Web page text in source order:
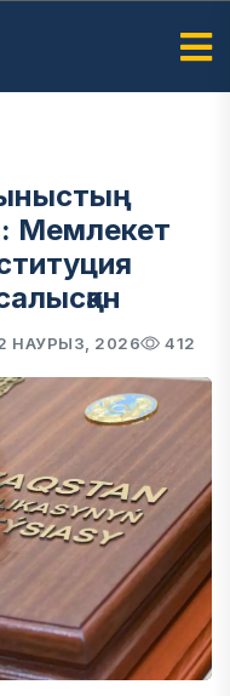
Мемлекет
НАУРЫЗ, 2026 412